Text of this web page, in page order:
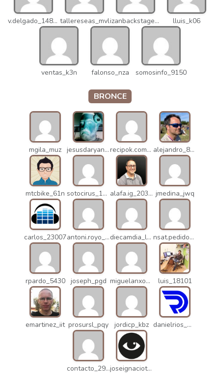
v.delgado_14821 tallereseas_mvl izanbackstage_14556 lluis_k06
ventas_k3n falonso_nza somosinfo_9150
BRONCE
mgila_muz jesusdaryanani_mko recipok.com_n5u alejandro_8931
mtcbike_61n sotocirus_11872 alafa.ig_20338 jmedina_jwq
carlos_23007 antoni.royo_10023 diecamdia_l27 nsat.pedidos_1235
rpardo_5430 joseph_pgd miguelanxogomez_21982 luis_18101
emartinez_iit prosursl_pqy jordicp_kbz danielrios_mqb
contacto_2906 joseignaciot_q66